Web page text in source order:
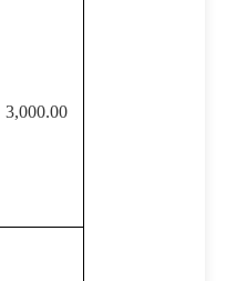
3,000.00